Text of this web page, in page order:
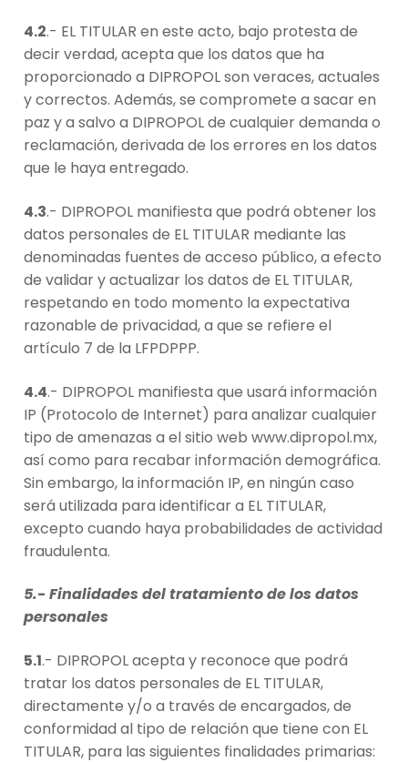
4.2.- EL TITULAR en este acto, bajo protesta de
decir verdad, acepta que los datos que ha
proporcionado a DIPROPOL son veraces, actuales
y correctos. Además, se compromete a sacar en
paz y a salvo a DIPROPOL de cualquier demanda o
reclamación, derivada de los errores en los datos
que le haya entregado.
4.3.- DIPROPOL manifiesta que podrá obtener los
datos personales de EL TITULAR mediante las
denominadas fuentes de acceso público, a efecto
de validar y actualizar los datos de EL TITULAR,
respetando en todo momento la expectativa
razonable de privacidad, a que se refiere el
artículo 7 de la LFPDPPP.
4.4.- DIPROPOL manifiesta que usará información
IP (Protocolo de Internet) para analizar cualquier
tipo de amenazas a el sitio web www.dipropol.mx,
así como para recabar información demográfica.
Sin embargo, la información IP, en ningún caso
será utilizada para identificar a EL TITULAR,
excepto cuando haya probabilidades de actividad
fraudulenta.
5.- Finalidades del tratamiento de los datos
personales
5.1.- DIPROPOL acepta y reconoce que podrá
tratar los datos personales de EL TITULAR,
directamente y/o a través de encargados, de
conformidad al tipo de relación que tiene con EL
TITULAR, para las siguientes finalidades primarias: